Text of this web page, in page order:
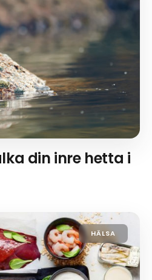
din inre hetta i
HÄLSA